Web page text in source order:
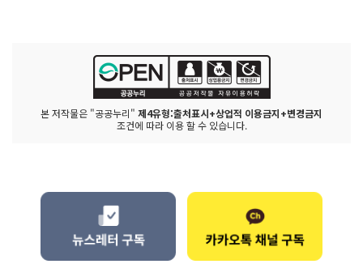
본 저작물은 "공공누리" 제4유형:출처표시+상업적 이용금지+변경금지
조건에 따라 이용 할 수 있습니다.